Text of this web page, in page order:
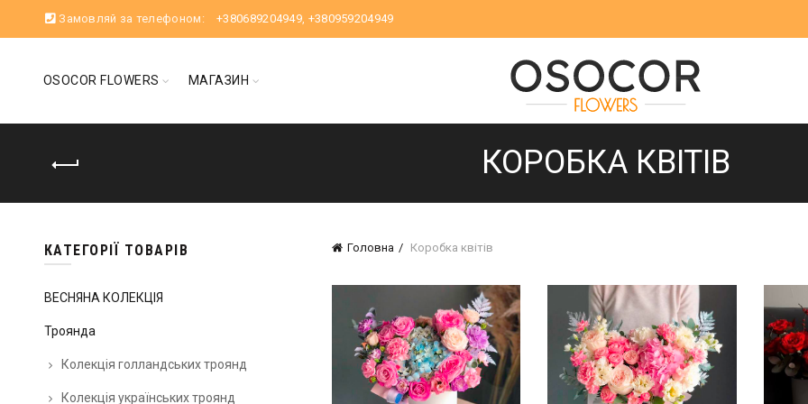
Замовляй за телефоном: +380689204949, +380959204949
OSOCOR FLOWERS МАГАЗИН
КОРОБКА КВІТІВ
Головна Коробка квітів
КАТЕГОРІЇ ТОВАРІВ
ВЕСНЯНА КОЛЕКЦІЯ
Троянда
Колекція голландських троянд
Колекція українських троянд